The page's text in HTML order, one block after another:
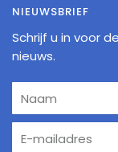
NIEUWSBRIEF
Schrijf u in voor
nieuws.